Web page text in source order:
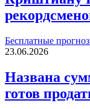
Бесплатные
23.06.2026
Названа
готов